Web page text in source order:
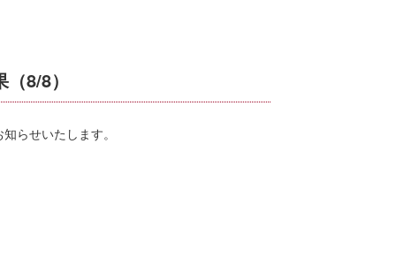
8/8）
らせいたします。